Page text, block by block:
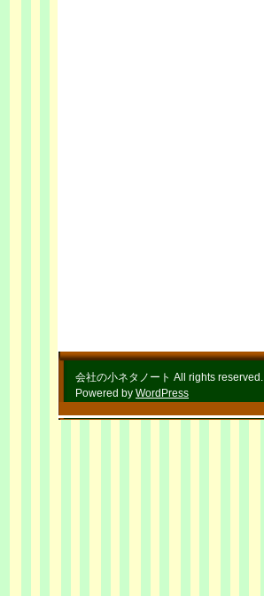
会社の小ネタノート All rights reserved.
Powered by WordPress